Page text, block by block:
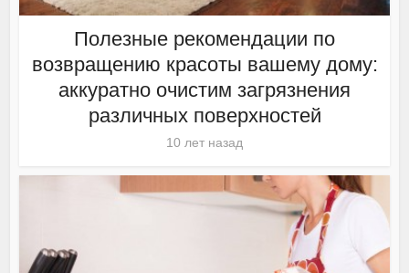
Полезные рекомендации по
возвращению красоты вашему дому:
аккуратно очистим загрязнения
различных поверхностей
10 лет назад